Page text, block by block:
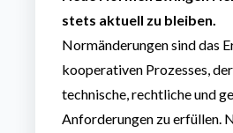
stets aktuell zu bleiben.
Normänderungen sind das
kooperativen Prozesses,
technische, rechtliche und
Anforderungen zu erfüllen.